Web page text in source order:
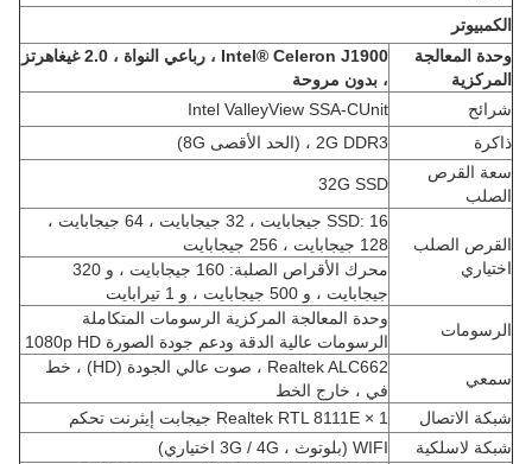
الكمبيوتر
وحدة المعالجة
المركزية
Intel® Celeron J1900 ، رباعي النواة ، 2.0 غيغاهرتز
، بدون مروحة
شرائح
Intel ValleyView SSA-CUnit
ذاكرة
2G DDR3 ، (الحد الأقصى 8G)
سعة القرص
الصلب
32G SSD
القرص الصلب
اختياري
SSD: 16 جيجابايت ، 32 جيجابايت ، 64 جيجابايت ،
128 جيجابايت ، 256 جيجابايت
محرك الأقراص الصلبة: 160 جيجابايت ، و 320
جيجابايت ، و 500 جيجابايت ، و 1 تيرابايت
الرسومات
وحدة المعالجة المركزية الرسومات المتكاملة
الرسومات عالية الدقة ودعم جودة الصورة 1080p HD
سمعي
Realtek ALC662 ، صوت عالي الجودة (HD) ، خط
في ، خارج الخط
شبكة الاتصال
1 × Realtek RTL 8111E جيجابت إيثرنت تحكم
شبكة لاسلكية
WIFI (بلوتوث ، 3G / 4G اختياري)